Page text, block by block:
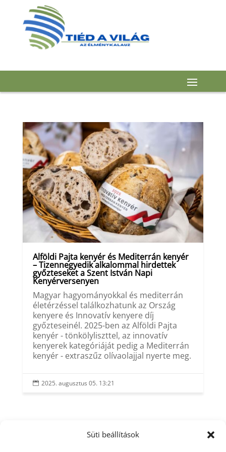
Süti beállítások
Alföldi Pajta kenyér és Mediterrán kenyér
– Tizennegyedik alkalommal hirdettek
győzteseket a Szent István Napi
Kenyérversenyen
Magyar hagyományokkal és mediterrán
életérzéssel találkozhatunk az Ország
kenyere és Innovatív kenyere díj
győzteseinél. 2025-ben az Alföldi Pajta
kenyér - tönkölyliszttel, az innovatív
kenyerek kategóriáját pedig a Mediterrán
kenyér - extraszűz olívaolajjal nyerte meg.
 2025. augusztus 05. 13:21